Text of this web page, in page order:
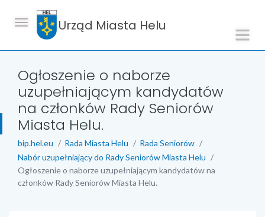
Urząd Miasta Helu
Ogłoszenie o naborze
uzupełniającym kandydatów
na członków Rady Seniorów
Miasta Helu.
bip.hel.eu Rada Miasta Helu
Rada Seniorów
Nabór uzupełniający do Rady Seniorów Miasta Helu
Ogłoszenie o naborze uzupełniającym kandydatów na
członków Rady Seniorów Miasta Helu.